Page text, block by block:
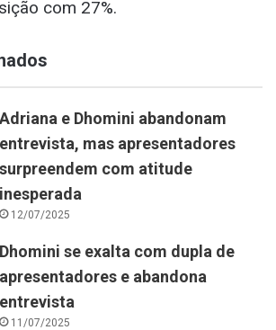
com 27%.
Adriana e Dhomini abandonam
entrevista, mas apresentadores
surpreendem com atitude
inesperada
12/07/2025
Dhomini se exalta com dupla de
apresentadores e abandona
entrevista
11/07/2025